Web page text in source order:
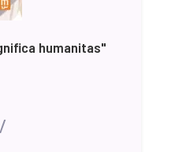
humanitas"